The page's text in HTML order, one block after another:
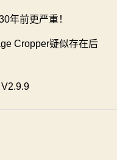
年前更严重！
Cropper疑似存在后